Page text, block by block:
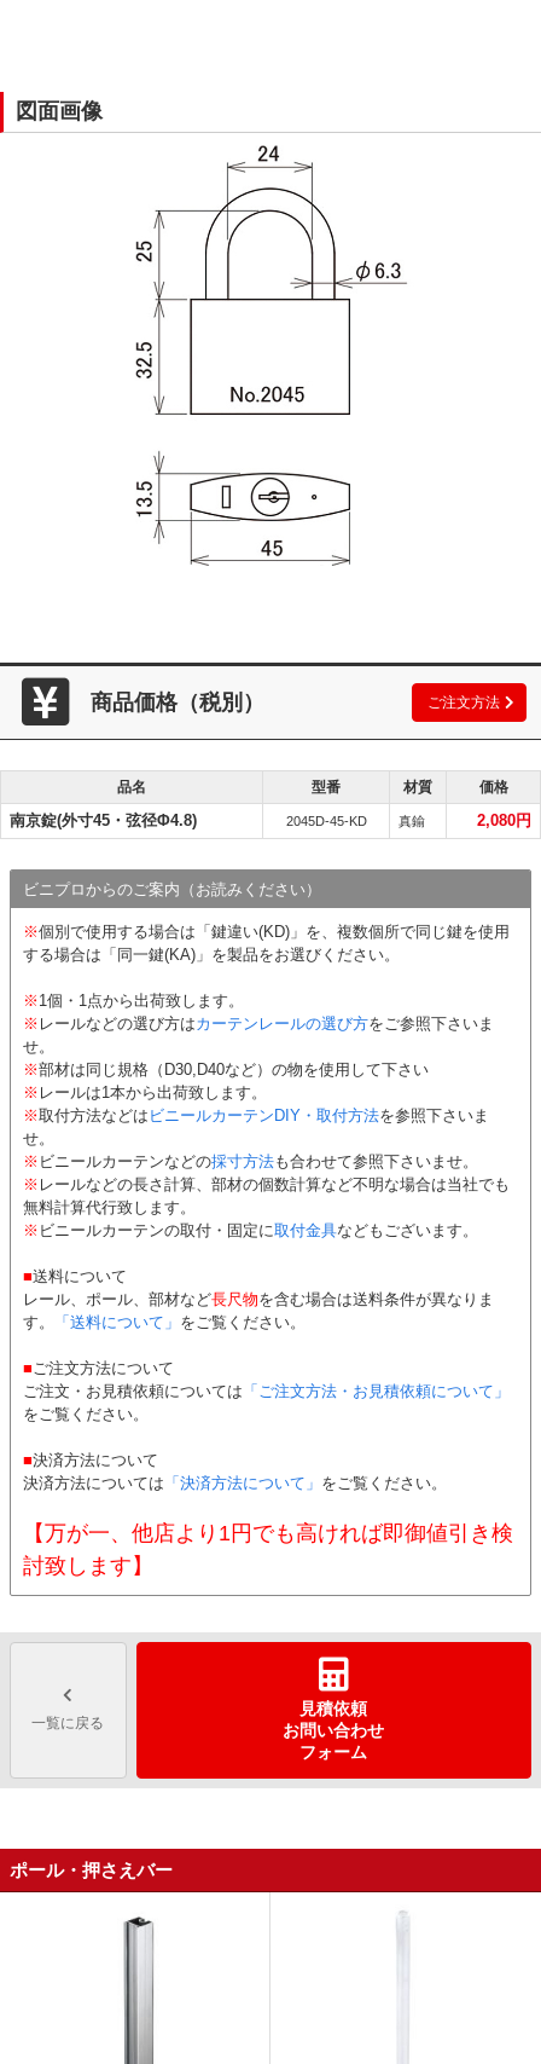
図面画像
商品価格（税別） ご注文方法
品名 型番 材質 価格
南京錠(外寸45・弦径Φ4.8) 2045D-45-KD 真鍮 2,080円
ビニプロからのご案内（お読みください）
※個別で使用する場合は「鍵違い(KD)」を、複数個所で同じ鍵を使用
する場合は「同一鍵(KA)」を製品をお選びください。
※ 1個・1点から出荷致します。
※ レールなどの選び方はカーテンレールの選び方をご参照下さいま
せ。
※部材は同じ規格（D30,D40など）の物を使用して下さい
※ レールは1本から出荷致します。
※取付方法などは ビニールカーテンDIY・取付方法を参照下さいま
せ。
※ ビニールカーテンなどの採寸方法も合わせて参照下さいませ。
※ レールなどの長さ計算、部材の個数計算など不明な場合は当社でも
無料計算代行致します。
※ ビニールカーテンの取付・固定に取付金具などもございます。
■送料について
レール、ポール、部材など長尺物を含む場合は送料条件が異なりま
す。
「送料について」 をご覧ください。
■ご注文方法について
ご注文・お見積依頼については 「ご注文方法・お見積依頼について」
をご覧ください。
■決済方法について
決済方法については 「決済方法について」 をご覧ください。
【万が一、他店より1円でも高ければ即御値引き検
討致します】
一覧に戻る
見積依頼
お問い合わせ
フォーム
ポール・押さえバー